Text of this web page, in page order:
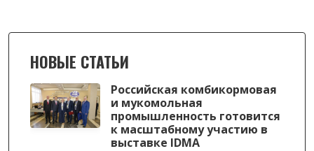
НОВЫЕ СТАТЬИ
Российская комбикормовая
и мукомольная
промышленность готовится
к масштабному участию в
выставке IDMA